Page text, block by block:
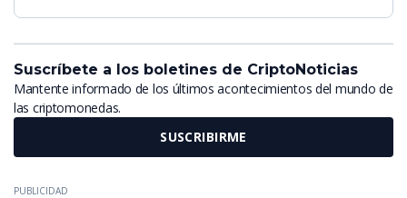
Suscríbete a los boletines de CriptoNoticias
Mantente informado de los últimos acontecimientos del mundo de
las criptomonedas.
SUSCRIBIRME
PUBLICIDAD